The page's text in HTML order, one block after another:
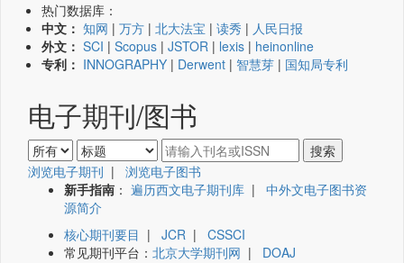
热门数据库：
中文： 知网 | 万方 | 北大法宝 | 读秀 | 人民日报
外文： SCI | Scopus | JSTOR | lexis | heinonline
专利： INNOGRAPHY | Derwent | 智慧芽 | 国知局专利
电子期刊/图书
浏览电子期刊 | 浏览电子图书
新手指南 ： 遍历西文电子期刊库 | 中外文电子图书资
源简介
核心期刊要目 | JCR | CSSCI
常见期刊平台： 北京大学期刊网 | DOAJ